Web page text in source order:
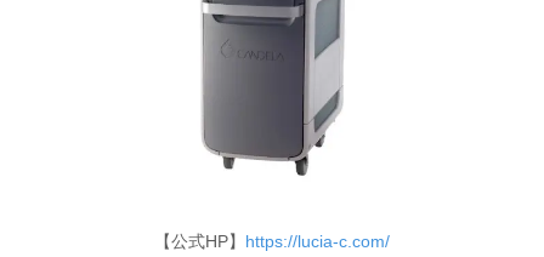
【公式HP】 https://lucia-c.com/